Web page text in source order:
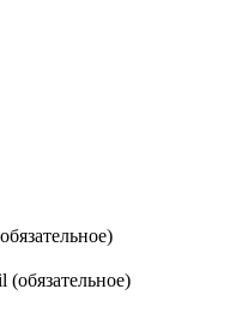
(обязательное)